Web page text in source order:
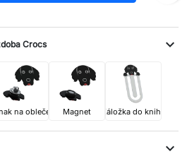
Crocs expand_more
na oblečení Magnet Záložka do knihy
expand_more